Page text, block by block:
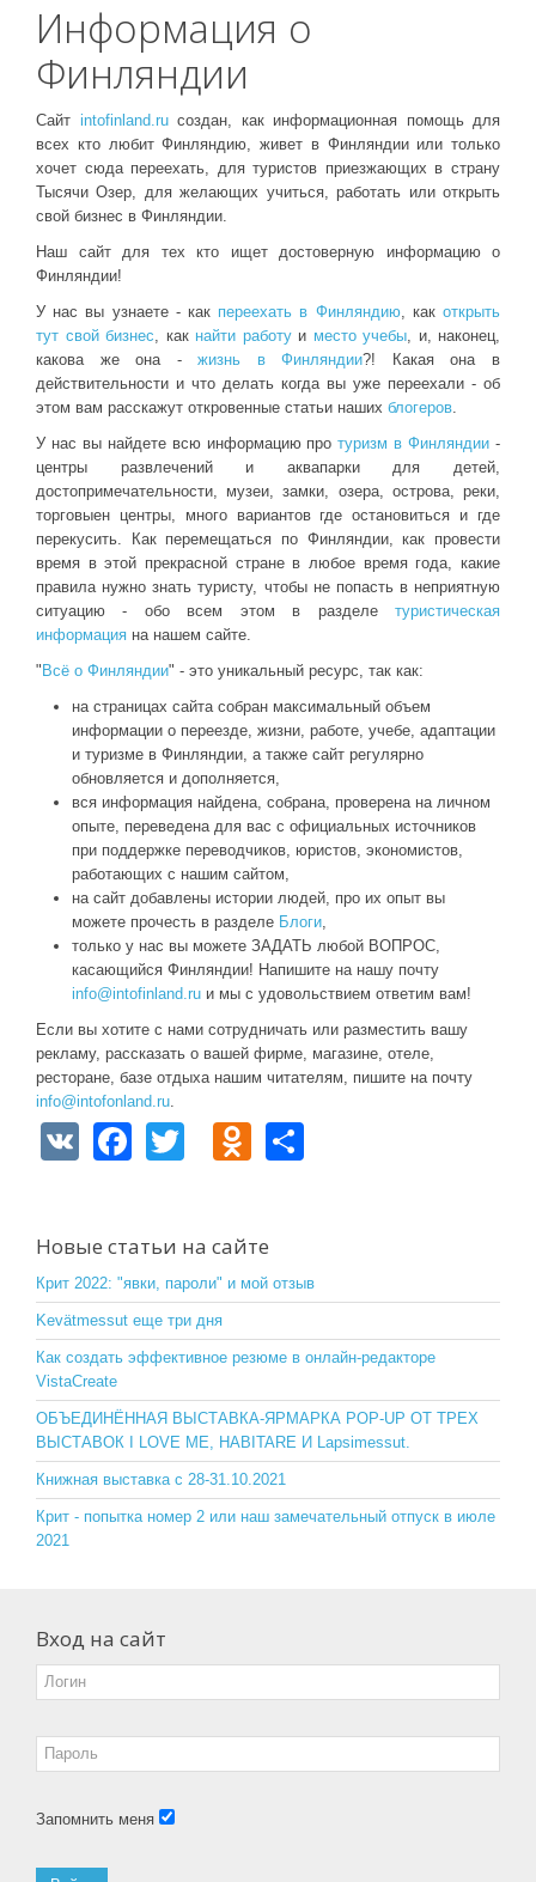
Информация о
Финляндии
Сайт intofinland.ruсоздан, как информационная помощь для
всех кто любит Финляндию, живет в Финляндии или только
хочет сюда переехать, для туристов приезжающих в страну
Тысячи Озер, для желающих учиться, работать или открыть
свой бизнес в Финляндии.
Наш сайт для тех кто ищет достоверную информацию о
Финляндии!
У нас вы узнаете - как переехать в Финляндию, какоткрыть
тут свой бизнес, как найти работуи место учебы, и, наконец,
какова же она -жизнь в Финляндии?! Какая она в
действительности и что делать когда вы уже переехали - об
этом вам расскажут откровенные статьи наших блогеров.
У нас вы найдете всю информацию протуризм в Финляндии -
центры развлечений и аквапарки для детей,
достопримечательности, музеи, замки, озера, острова, реки,
торговыен центры, много вариантов где остановиться и где
перекусить. Как перемещаться по Финляндии, как провести
время в этой прекрасной стране в любое время года, какие
правила нужно знать туристу, чтобы не попасть в неприятную
ситуацию - обо всем этом в разделе туристическая
информация на нашем сайте.
" Всё о Финляндии" - это уникальный ресурс, так как:
на страницах сайта собран максимальный объем
информации о переезде, жизни, работе, учебе, адаптации
и туризме в Финляндии, а также сайт регулярно
обновляется и дополняется,
вся информация найдена, собрана, проверена на личном
опыте, переведена для вас с официальных источников
при поддержке переводчиков, юристов, экономистов,
работающих с нашим сайтом,
на сайт добавлены истории людей, про их опыт вы
можете прочесть в разделе Блоги,
только у нас вы можете ЗАДАТЬ любой ВОПРОС,
касающийся Финляндии! Напишите на нашу почту
info@intofinland.ru и мы с удовольствием ответим вам!
Если вы хотите с нами сотрудничать или разместить вашу
рекламу, рассказать о вашей фирме, магазине, отеле,
ресторане, базе отдыха нашим читателям, пишите на почту
info@intofonland.ru.
V
F
e
b
o
o
k
er
O
o
kl
a
ss
ni
ki
Новые статьи на сайте
Крит 2022: "явки, пароли" и мой отзыв
Kevätmessut еще три дня
Как создать эффективное резюме в онлайн-редакторе
VistaCreate
ОБЪЕДИНЁННАЯ ВЫСТАВКА-ЯРМАРКА POP-UP ОТ ТРЕХ
ВЫСТАВОК I LOVE ME, HABITARE И Lapsimessut.
Книжная выставка с 28-31.10.2021
Крит - попытка номер 2 или наш замечательный отпуск в июле
2021
Вход на сайт
Запомнить меня